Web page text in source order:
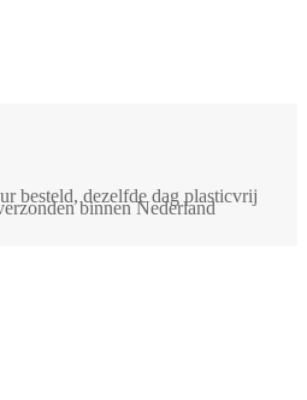
besteld, dezelfde dag plasticvrij
binnen Nederland